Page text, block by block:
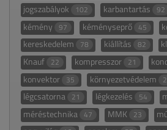
jogszabályok 102 karbantartás 92
kémény 97 kéményseprő 45
kereskedelem 78 kiállítás 82
Knauf 22 kompresszor 21
konvektor 35 környezetvédelem
légcsatorna 21 légkezelés 54
méréstechnika 47 MMK 23